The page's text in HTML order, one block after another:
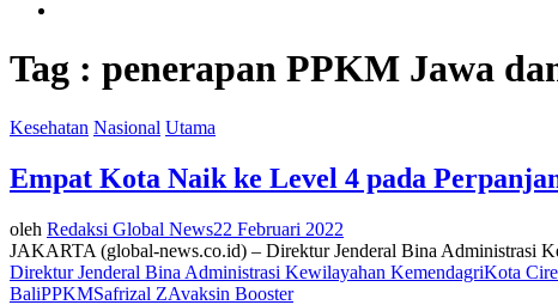
Tag : penerapan PPKM Jawa
Kesehatan Nasional Utama
Empat Kota Naik ke Level 4 pada
oleh Redaksi Global News22 Februari 2022
JAKARTA (global-news.co.id) – Direktur Jenderal Bina Administrasi
Direktur Jenderal Bina Administrasi Kewilayahan KemendagriKota
BaliPPKMSafrizal ZAvaksin Booster